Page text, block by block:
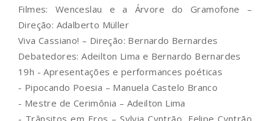
Filmes: Wenceslau e a Árvore do Gramofone –
Direção: Adalberto Müller
Viva Cassiano! – Direção: Bernardo Bernardes
Debatedores: Adeilton Lima e Bernardo Bernardes
19h - Apresentações e performances poéticas
- Pipocando Poesia – Manuela Castelo Branco
- Mestre de Cerimônia – Adeilton Lima
- Trânsitos em Eros – Sylvia Cyntrão, Felipe Cyntrão